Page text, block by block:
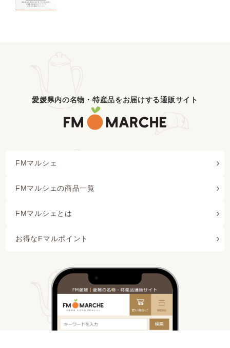
愛媛県内の名物・特産品をお届けする通販サイト
FMマルシェ
FMマルシェの商品一覧
FMマルシェとは
お得なFマルポイント